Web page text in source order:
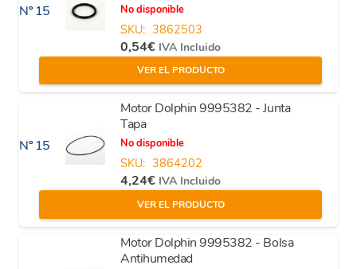
Nº 15 No disponible
SKU: 3862503
0,54€ IVA Incluido
VER EL PRODUCTO
Nº 15
Motor Dolphin 9995382 - Junta
Tapa
No disponible
SKU: 3864202
4,24€ IVA Incluido
VER EL PRODUCTO
Motor Dolphin 9995382 - Bolsa
Antihumedad